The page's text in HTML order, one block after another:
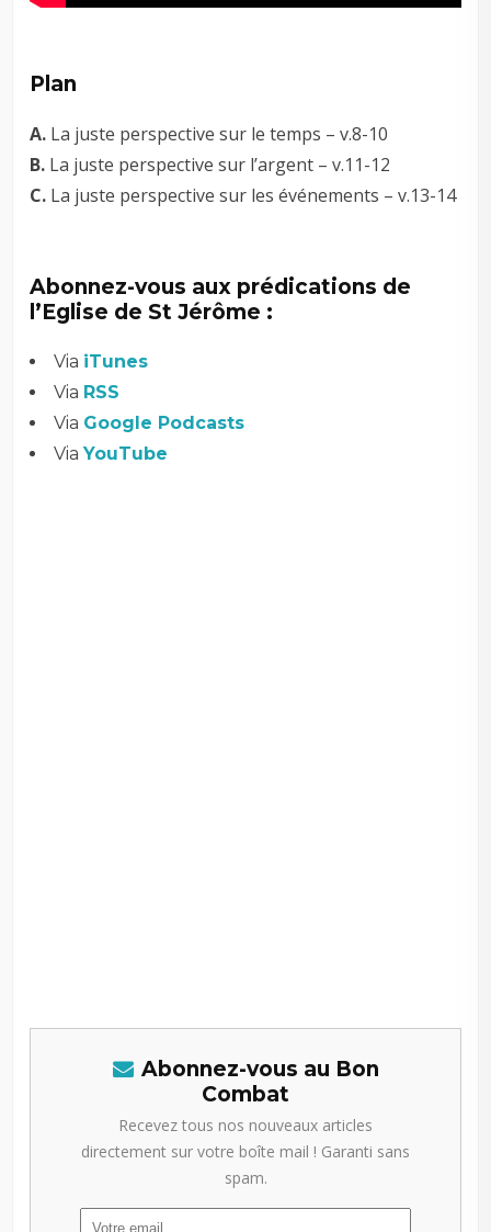
Plan
A. La juste perspective sur le temps – v.8-10
B. La juste perspective sur l’argent – v.11-12
C. La juste perspective sur les événements – v.13-14
Abonnez-vous aux prédications de
l’Eglise de St Jérôme :
Via iTunes
Via RSS
Via Google Podcasts
ViaYouTube
Abonnez-vous au Bon
Combat
Recevez tous nos nouveaux articles
directement sur votre boîte mail ! Garanti sans
spam.